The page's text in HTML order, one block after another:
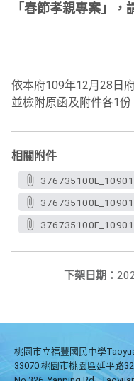
「春節孝親專案」，
依本府109年12月28日
並檢附原函及附件各1份
相關附件
下架日期：
桃園市立福豐國民中學
33070 桃園市桃園區延平路